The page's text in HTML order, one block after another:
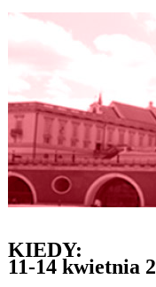
KIEDY:
11-14 kwietnia